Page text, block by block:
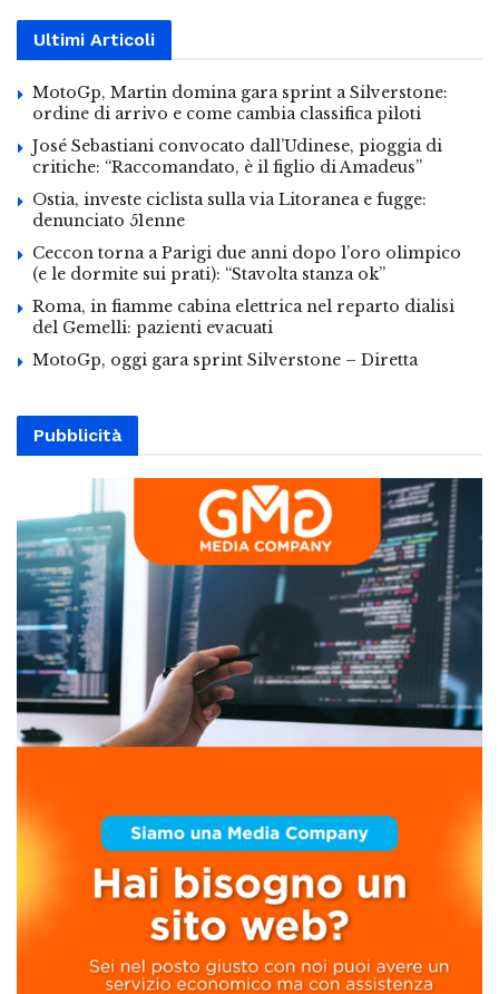
Ultimi Articoli
MotoGp, Martin domina gara sprint a Silverstone:
ordine di arrivo e come cambia classifica piloti
José Sebastiani convocato dall’Udinese, pioggia di
critiche: “Raccomandato, è il figlio di Amadeus”
Ostia, investe ciclista sulla via Litoranea e fugge:
denunciato 51enne
Ceccon torna a Parigi due anni dopo l’oro olimpico
(e le dormite sui prati): “Stavolta stanza ok”
Roma, in fiamme cabina elettrica nel reparto dialisi
del Gemelli: pazienti evacuati
MotoGp, oggi gara sprint Silverstone – Diretta
Pubblicità